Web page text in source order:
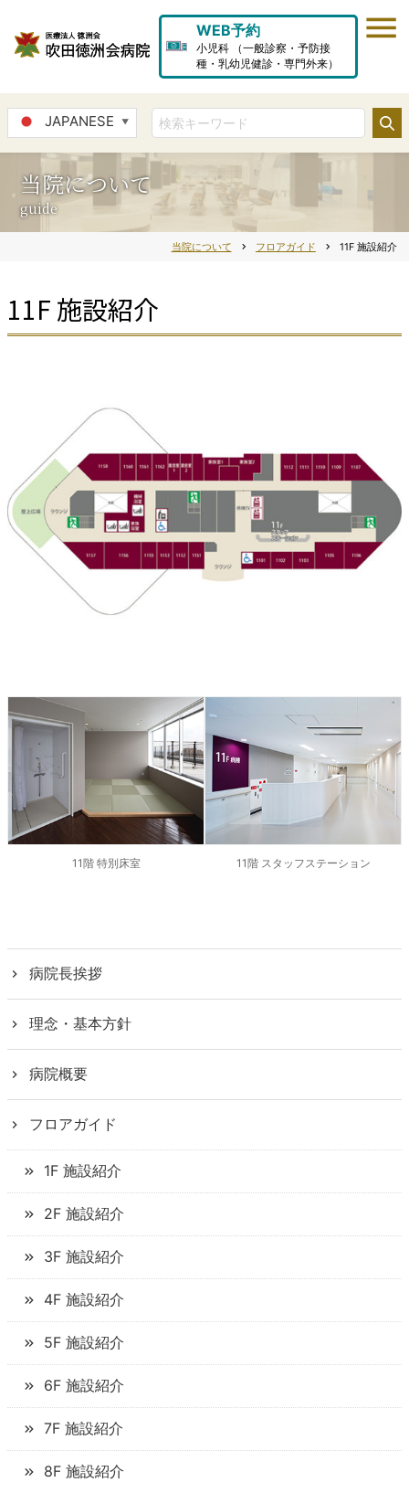
WEB予約
小児科 （一般診察・予防接
種・乳幼児健診・専門外来）
JAPANESE ▼
当院について
guide
当院について chevron_right フロアガイド chevron_right 11F 施設紹介
11F 施設紹介
11階 特別床室 11階 スタッフステーション
病院長挨拶
理念・基本方針
病院概要
フロアガイド
1F 施設紹介
2F 施設紹介
3F 施設紹介
4F 施設紹介
5F 施設紹介
6F 施設紹介
7F 施設紹介
8F 施設紹介